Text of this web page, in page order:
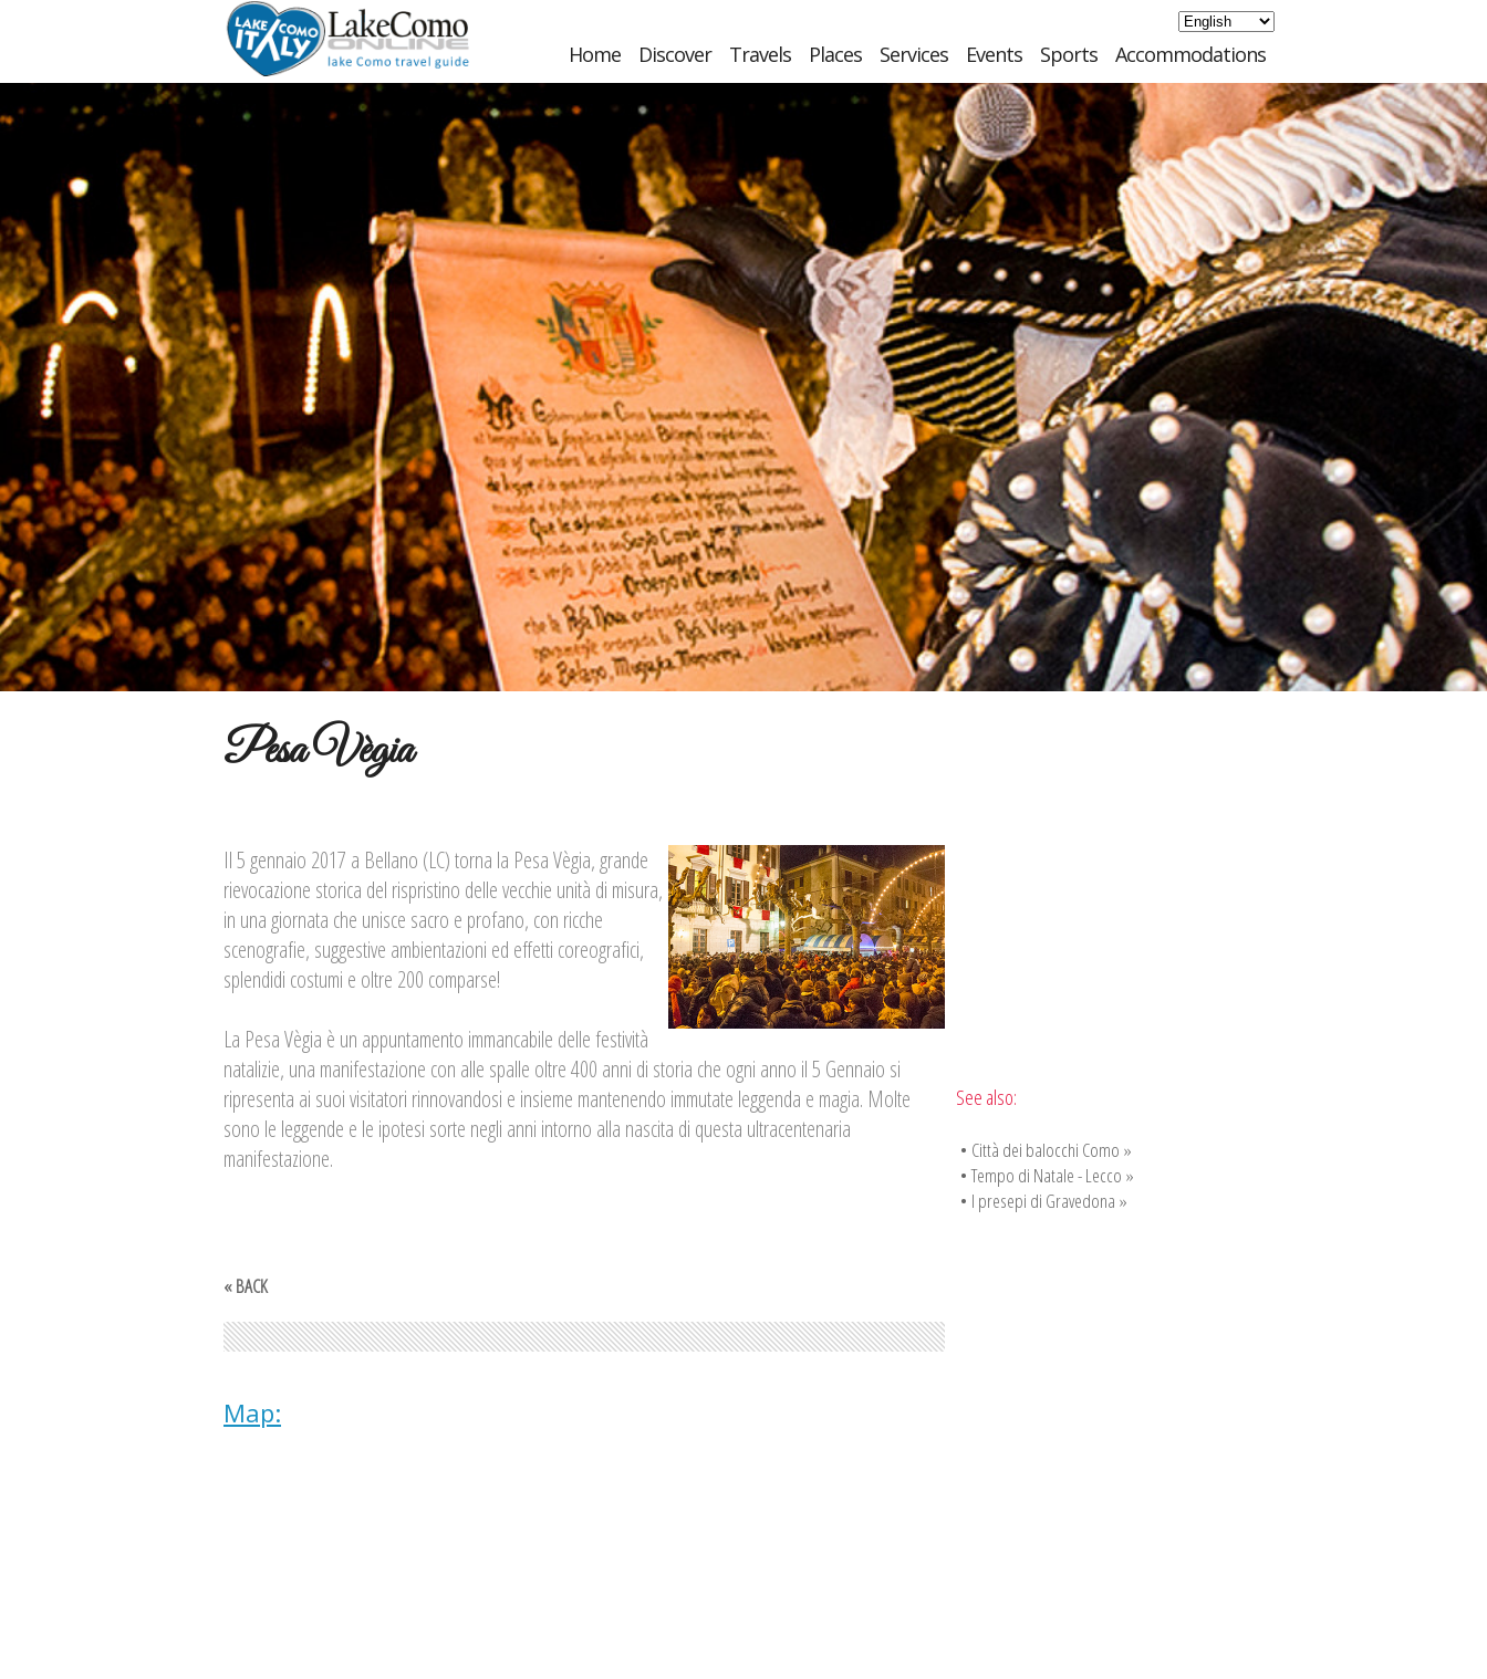
Pesa Vègia
Il 5 gennaio 2017 a Bellano (LC) torna la Pesa Vègia, grande
rievocazione storica del rispristino delle vecchie unità di misura,
in una giornata che unisce sacro e profano, con ricche
scenografie, suggestive ambientazioni ed effetti coreografici,
splendidi costumi e oltre 200 comparse!
La Pesa Vègia è un appuntamento immancabile delle festività
natalizie, una manifestazione con alle spalle oltre 400 anni di storia che ogni anno il 5 Gennaio si
ripresenta ai suoi visitatori rinnovandosi e insieme mantenendo immutate leggenda e magia. Molte
sono le leggende e le ipotesi sorte negli anni intorno alla nascita di questa ultracentenaria
manifestazione.
« BACK
Map:
See also:
• Città dei balocchi Como »
•Tempo di Natale - Lecco »
• I presepi di Gravedona »
Home Discover Travels Places Services Events Sports Accommodations